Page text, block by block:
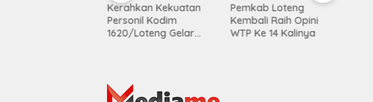
Pemkab Loteng
Kembali Raih Opini
WTP Ke 14 Kalinya
Sukses Kelola Sampah
Melalui Eco Enzym, De
Balen Soultan Lombok